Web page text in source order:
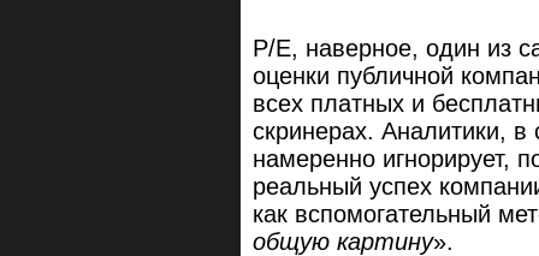
P/E, наверное, один из
оценки публичной
всех платных и
скринерах. Аналитики, в
намеренно игнорирует,
реальный успех
как вспомогательный
общую картину».